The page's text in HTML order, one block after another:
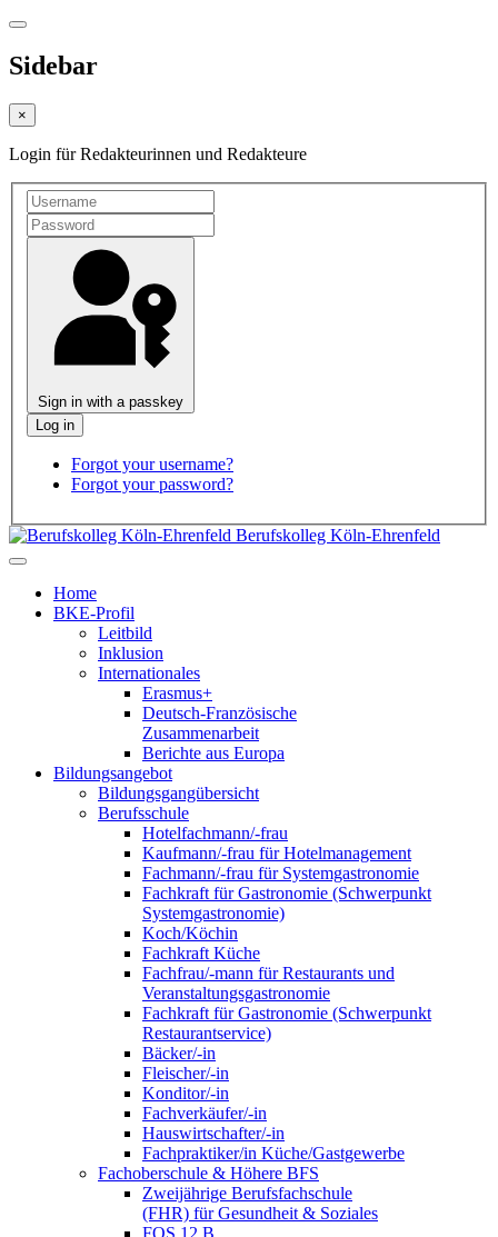
Sidebar
×
Login für Redakteurinnen und Redakteure
Sign in with a passkey
Forgot your username?
Forgot your password?
Berufskolleg Köln-Ehrenfeld
Home
BKE-Profil
Leitbild
Inklusion
Internationales
Erasmus+
Deutsch-Französische
Zusammenarbeit
Berichte aus Europa
Bildungsangebot
Bildungsgangübersicht
Berufsschule
Hotelfachmann/-frau
Kaufmann/-frau für Hotelmanagement
Fachmann/-frau für Systemgastronomie
Fachkraft für Gastronomie (Schwerpunkt
Systemgastronomie)
Koch/Köchin
Fachkraft Küche
Fachfrau/-mann für Restaurants und
Veranstaltungsgastronomie
Fachkraft für Gastronomie (Schwerpunkt
Restaurantservice)
Bäcker/-in
Fleischer/-in
Konditor/-in
Fachverkäufer/-in
Hauswirtschafter/-in
Fachpraktiker/in Küche/Gastgewerbe
Fachoberschule & Höhere BFS
Zweijährige Berufsfachschule
(FHR) für Gesundheit & Soziales